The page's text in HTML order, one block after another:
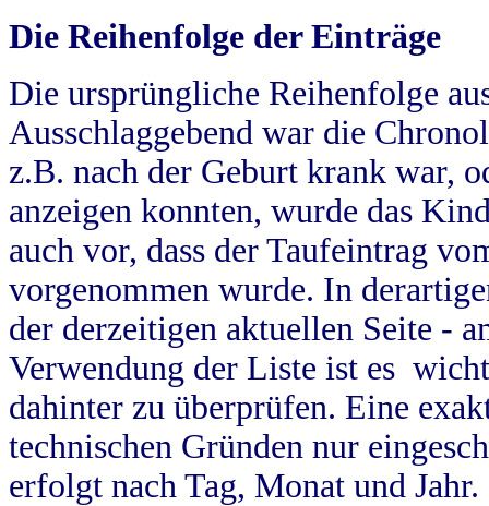
Die Reihenfolge der Einträge
Die ursprüngliche Reihenfolge
Ausschlaggebend war die
z.B. nach der Geburt krank war,
anzeigen konnten, wurde das
auch vor, dass der Taufeintrag
vorgenommen wurde. In
der derzeitigen aktuellen Seite -
Verwendung der Liste ist es
dahinter zu überprüfen. Eine
technischen Gründen nur
erfolgt nach Tag, Monat und Jahr.